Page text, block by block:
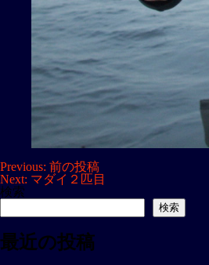
投
稿
ゲ
Previous: 前の投稿
Next: マダイ２匹目
検索
検索
最近の投稿